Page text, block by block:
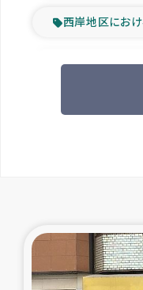
西岸地区にお
東テ
大雨